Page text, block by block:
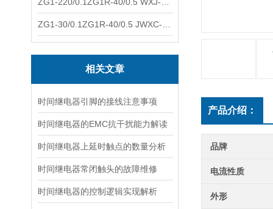
相关文章
时间继电器引脚的接线注意事项
时间继电器的EMC抗干扰能力解读
时间继电器上延时触点的数量分析
时间继电器常闭触头的故障维修
时间继电器的控制逻辑实现解析
产品介绍：
品牌
电流性质
外形